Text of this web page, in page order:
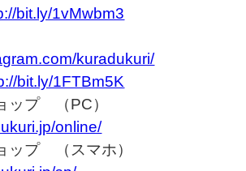
bit.ly/1vMwbm3
kuradukuri/
bit.ly/1FTBm5K
ップ （PC）
online/
ップ （スマホ）